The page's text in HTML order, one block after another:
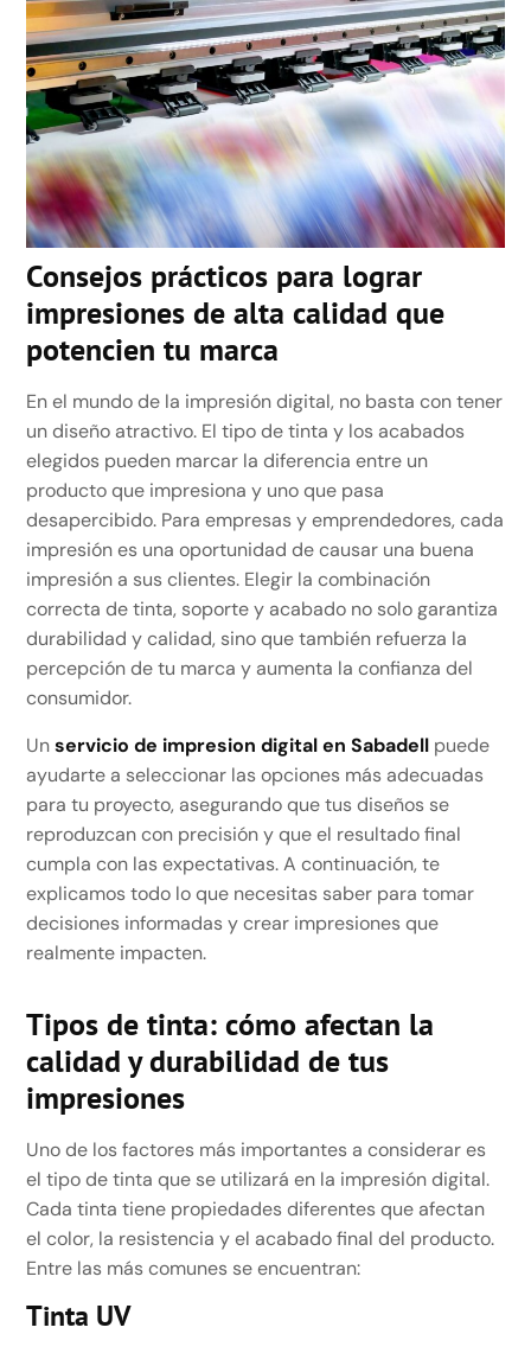
Consejos prácticos para lograr
impresiones de alta calidad que
potencien tu marca
En el mundo de la impresión digital, no basta con tener
un diseño atractivo. El tipo de tinta y los acabados
elegidos pueden marcar la diferencia entre un
producto que impresiona y uno que pasa
desapercibido. Para empresas y emprendedores, cada
impresión es una oportunidad de causar una buena
impresión a sus clientes. Elegir la combinación
correcta de tinta, soporte y acabado no solo garantiza
durabilidad y calidad, sino que también refuerza la
percepción de tu marca y aumenta la confianza del
consumidor.
Unservicio de impresion digital en Sabadell puede
ayudarte a seleccionar las opciones más adecuadas
para tu proyecto, asegurando que tus diseños se
reproduzcan con precisión y que el resultado final
cumpla con las expectativas. A continuación, te
explicamos todo lo que necesitas saber para tomar
decisiones informadas y crear impresiones que
realmente impacten.
Tipos de tinta: cómo afectan la
calidad y durabilidad de tus
impresiones
Uno de los factores más importantes a considerar es
el tipo de tinta que se utilizará en la impresión digital.
Cada tinta tiene propiedades diferentes que afectan
el color, la resistencia y el acabado final del producto.
Entre las más comunes se encuentran:
Tinta UV